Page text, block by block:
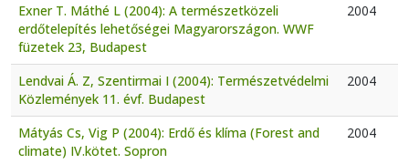
Exner T. Máthé L (2004): A természetközeli
erdőtelepítés lehetőségei Magyarországon. WWF
füzetek 23, Budapest
2004
Lendvai Á. Z, Szentirmai I (2004): Természetvédelmi
Közlemények 11. évf. Budapest
2004
Mátyás Cs, Vig P (2004): Erdő és klíma (Forest and
climate) IV.kötet. Sopron
2004